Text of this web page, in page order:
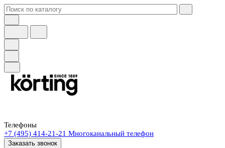
Телефоны
+7 (495) 414-21-21 Многоканальный телефон
Заказать звонок